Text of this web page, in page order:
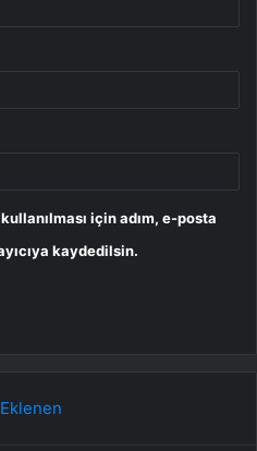
için adım, e-posta
kaydedilsin.